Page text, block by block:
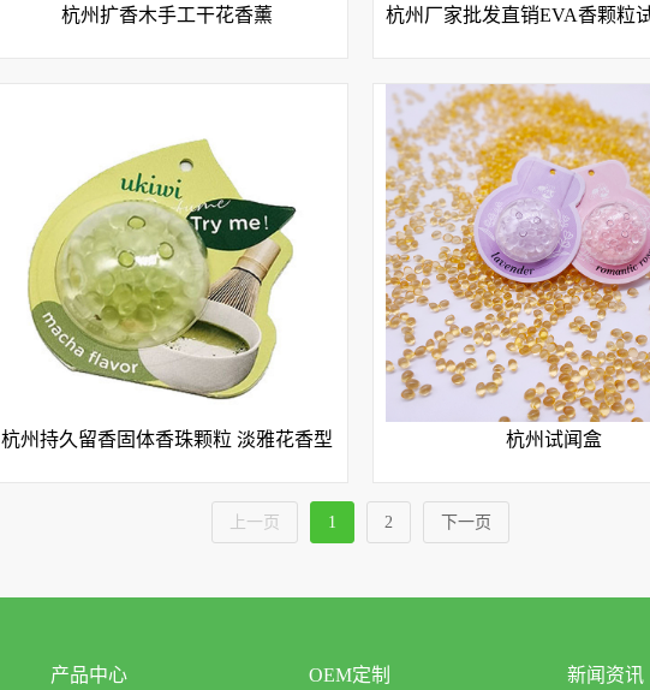
杭州扩香木手工干花香薰
杭州持久留香固体香珠颗粒 淡雅花香型 杭州试闻盒
上一页 1 2 下一页
产品中心 OEM定制 新闻资讯